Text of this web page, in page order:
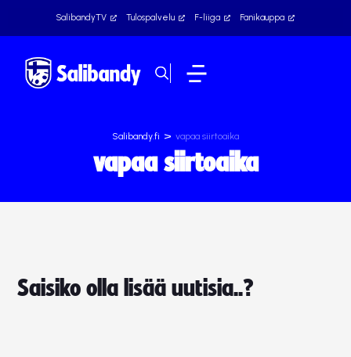
SalibandyTV Tulospalvelu F-liiga Fanikauppa
Salibandy.fi > vapaa siirtoaika
vapaa siirtoaika
Saisiko olla lisää uutisia..?